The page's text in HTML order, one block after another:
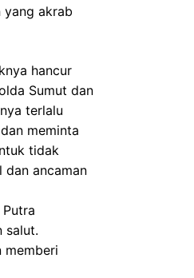
yang akrab
hancur
Sumut dan
terlalu
meminta
tidak
dan ancaman
salut.
memberi